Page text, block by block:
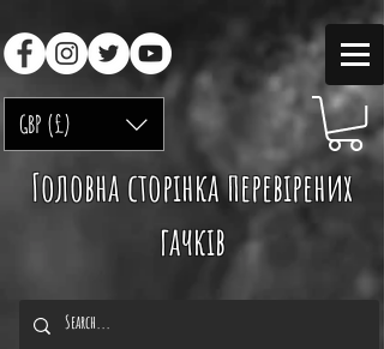
GBP (£)
Головна сторінка перевірених
гачків